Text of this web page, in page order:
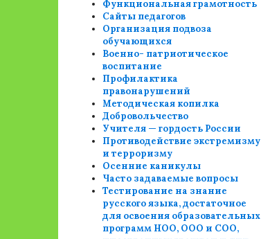
Функциональная грамотность
Сайты педагогов
Организация подвоза
обучающихся
Военно- патриотическое
воспитание
Профилактика
правонарушений
Методическая копилка
Добровольчество
Учителя — гордость России
Противодействие экстремизму
и терроризму
Осенние каникулы
Часто задаваемые вопросы
Тестирование на знание
русского языка, достаточное
для освоения образовательных
программ НОО, ООО и СОО,